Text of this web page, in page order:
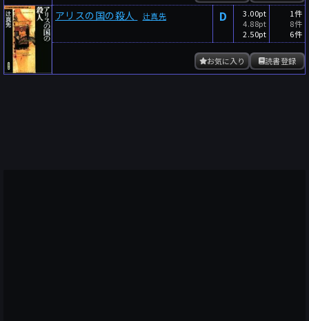
アリスの国の殺人 辻真先 D
3.00pt
4.88pt
2.50pt
1件
8件
6件
読書登録
お気に入り